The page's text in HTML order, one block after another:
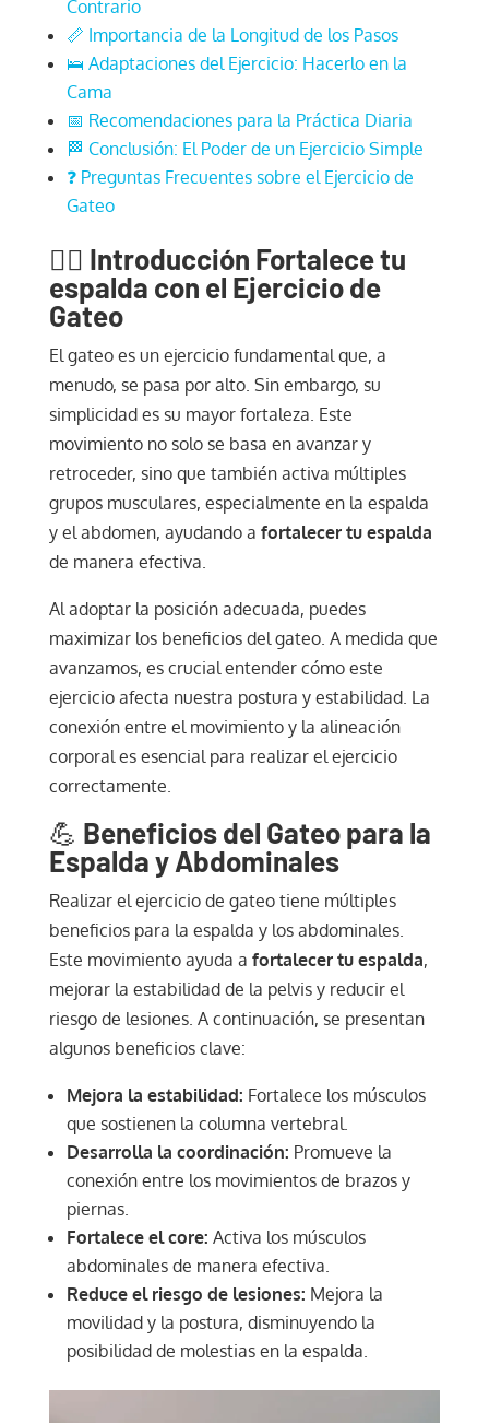
Contrario
📏 Importancia de la Longitud de los Pasos
🛌 Adaptaciones del Ejercicio: Hacerlo en la
Cama
📅 Recomendaciones para la Práctica Diaria
🏁 Conclusión: El Poder de un Ejercicio Simple
❓ Preguntas Frecuentes sobre el Ejercicio de
Gateo
🧘‍♂️ Introducción Fortalece tu
espalda con el Ejercicio de
Gateo
El gateo es un ejercicio fundamental que, a
menudo, se pasa por alto. Sin embargo, su
simplicidad es su mayor fortaleza. Este
movimiento no solo se basa en avanzar y
retroceder, sino que también activa múltiples
grupos musculares, especialmente en la espalda
y el abdomen, ayudando a fortalecer tu espalda
de manera efectiva.
Al adoptar la posición adecuada, puedes
maximizar los beneficios del gateo. A medida que
avanzamos, es crucial entender cómo este
ejercicio afecta nuestra postura y estabilidad. La
conexión entre el movimiento y la alineación
corporal es esencial para realizar el ejercicio
correctamente.
💪 Beneficios del Gateo para la
Espalda y Abdominales
Realizar el ejercicio de gateo tiene múltiples
beneficios para la espalda y los abdominales.
Este movimiento ayuda a fortalecer tu espalda,
mejorar la estabilidad de la pelvis y reducir el
riesgo de lesiones. A continuación, se presentan
algunos beneficios clave:
Mejora la estabilidad: Fortalece los músculos
que sostienen la columna vertebral.
Desarrolla la coordinación: Promueve la
conexión entre los movimientos de brazos y
piernas.
Fortalece el core: Activa los músculos
abdominales de manera efectiva.
Reduce el riesgo de lesiones: Mejora la
movilidad y la postura, disminuyendo la
posibilidad de molestias en la espalda.